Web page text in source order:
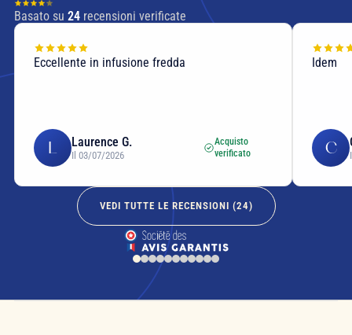
Basato su 24recensioni verificate
Eccellente in infusione fredda
L Laurence G.
Il 03/07/2026
Acquisto
verificato
Idem
C
VEDI TUTTE LE RECENSIONI (24)